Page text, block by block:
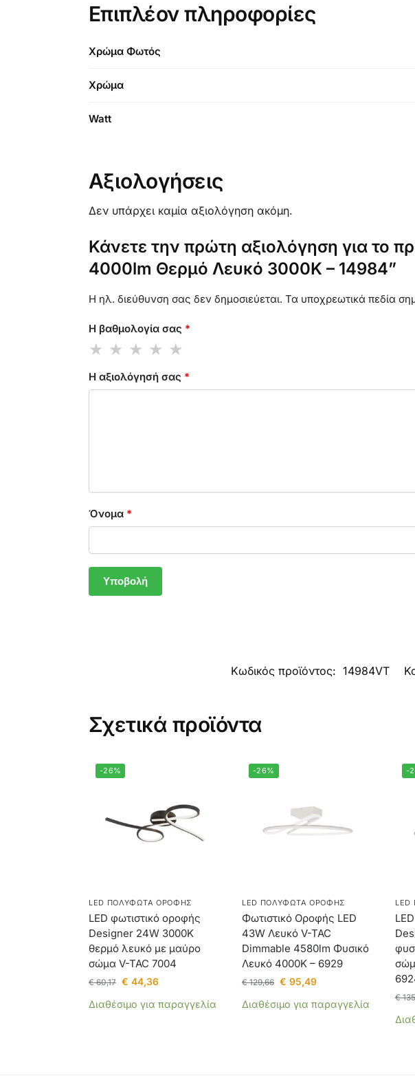
Επιπλέον πληροφορίες
Χρώμα Φωτός
Χρώμα
Watt
Αξιολογήσεις
Δεν υπάρχει καμία αξιολόγηση ακόμη.
Κάνετε την πρώτη αξιολόγηση για το
4000lm Θερμό Λευκό 3000K – 14984”
Η ηλ. διεύθυνση σας δεν δημοσιεύεται. Τα υποχρεωτικά πεδία
Η βαθμολογία σας *
Η αξιολόγησή σας *
Όνομα *
Κωδικός προϊόντος: 14984VT
Σχετικά προϊόντα
-26%
LED ΠΟΛΎΦΩΤΑ ΟΡΟΦΉΣ
LED φωτιστικό οροφής
Designer 24W 3000Κ
θερμό λευκό με μαύρο
σώμα V-TAC 7004
€60,17 € 44,36
Διαθέσιμο για παραγγελία
-26%
LED ΠΟΛΎΦΩΤΑ ΟΡΟΦΉΣ
Φωτιστικό Οροφής LED
43W Λευκό V-TAC
Dimmable 4580lm Φυσικό
Λευκό 4000K – 6929
€129,66 € 95,49
Διαθέσιμο για παραγγελία
-
€